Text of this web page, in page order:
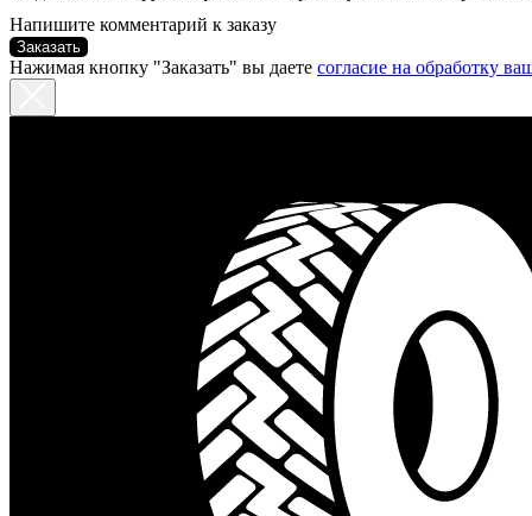
Напишите комментарий к заказу
Заказать
Нажимая кнопку "Заказать" вы даете согласие на обработку